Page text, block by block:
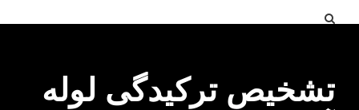
تشخیص ترکیدگی لوله